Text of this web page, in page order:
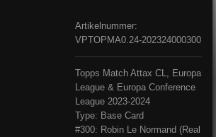
Artikelnummer:
VPTOPMA0.24-202324000300
Topps Match Attax CL, Europa
League & Europa Conference
League 2023-2024
Type: Base Card
#300: Robin Le Normand (Real